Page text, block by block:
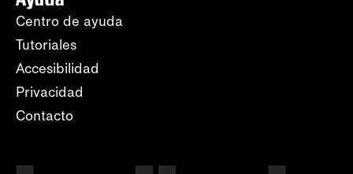
Centro de ayuda
Tutoriales
Accesibilidad
Privacidad
Contacto